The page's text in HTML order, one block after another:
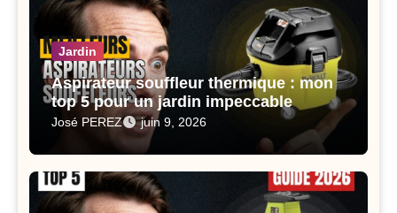
Jardin
Aspirateur souffleur thermique : mon
top 5 pour un jardin impeccable
José PEREZ juin 9, 2026